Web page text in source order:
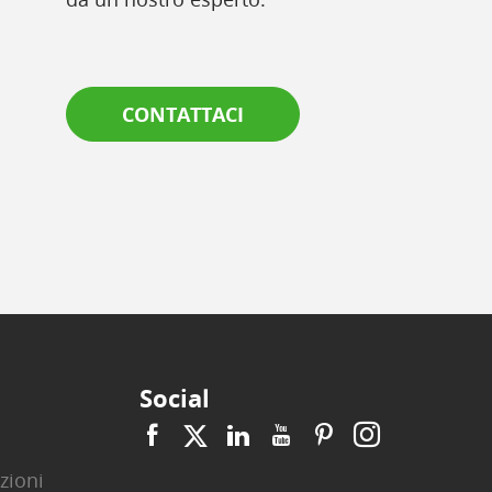
CONTATTACI
Social